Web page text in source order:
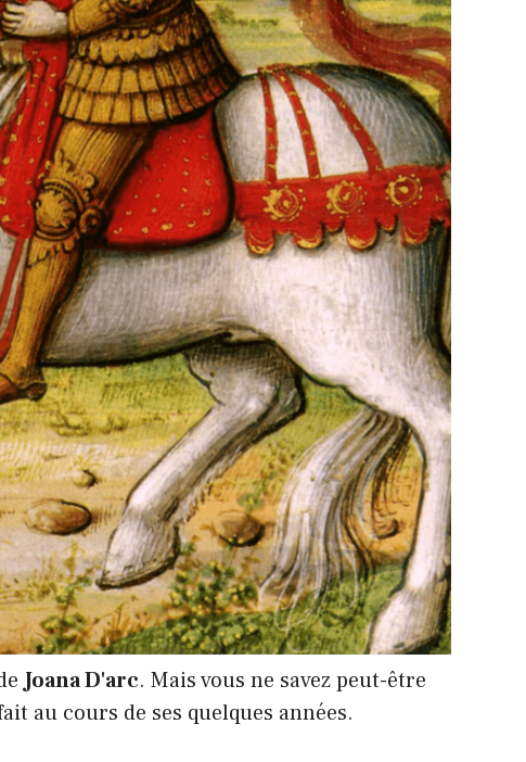
Joana D'arc. Mais vous ne savez peut-être
au cours de ses quelques années.